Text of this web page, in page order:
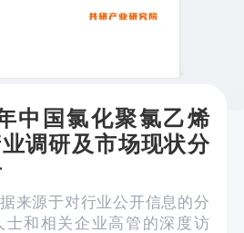
中国氯化聚氯乙烯
业调研及市场现状分
来源于对行业公开信息的分
士和相关企业高管的深度访